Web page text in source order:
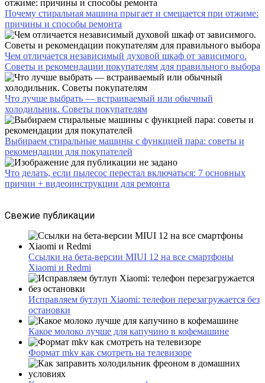
Почему стиральная машина прыгает и смещается при отжиме:
причины и способы ремонта
Чем отличается независимый духовой шкаф от зависимого.
Советы и рекомендации покупателям для правильного выбора
Что лучше выбрать — встраиваемый или обычный
холодильник. Советы покупателям
Выбираем стиральные машины с функцией пара: советы и
рекомендации для покупателей
Что делать, если пылесос перестал включаться: 7 основных
причин + видеоинструкции для ремонта
Свежие публикации
Ссылки на бета-версии MIUI 12 на все смартфоны
Xiaomi и Redmi
Исправляем бутлуп Xiaomi: телефон перезагружается без
остановки
Какое молоко лучше для капучино в кофемашине
Формат mkv как смотреть на телевизоре